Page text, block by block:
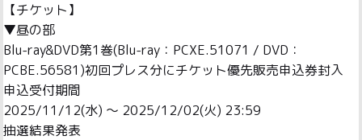
【チケット】
▼昼の部
Blu-ray&DVD第1巻(Blu-ray：PCXE.51071 / DVD：
PCBE.56581)初回プレス分にチケット優先販売申込券封入
申込受付期間
2025/11/12(水) ～ 2025/12/02(火) 23:59
抽選結果発表